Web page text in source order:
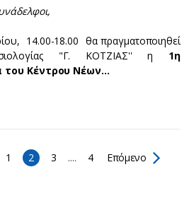
14.00-18.00 θα πραγματοποιηθεί
"Γ. ΚΟΤΖΙΑΣ'' η 1η
του Κέντρου Νέων…
1 2 3 .... 4 Επόμενο